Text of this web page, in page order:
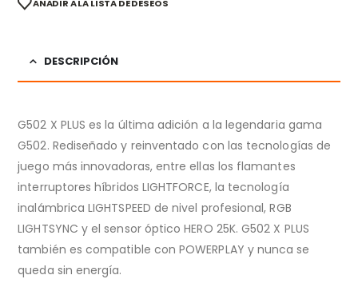
AÑADIR A LA LISTA DE DESEOS
DESCRIPCIÓN
G502 X PLUS es la última adición a la legendaria gama
G502. Rediseñado y reinventado con las tecnologías de
juego más innovadoras, entre ellas los flamantes
interruptores híbridos LIGHTFORCE, la tecnología
inalámbrica LIGHTSPEED de nivel profesional, RGB
LIGHTSYNC y el sensor óptico HERO 25K. G502 X PLUS
también es compatible con POWERPLAY y nunca se
queda sin energía.